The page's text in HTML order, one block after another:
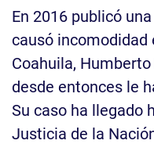
En 2016 publicó
causó incomodidad
Coahuila,
desde entonces le
Su caso ha llegado
Justicia de la